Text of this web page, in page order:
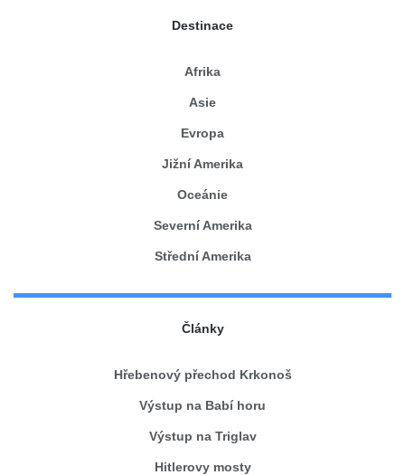
Destinace
Afrika
Asie
Evropa
Jižní Amerika
Oceánie
Severní Amerika
Střední Amerika
Články
Hřebenový přechod Krkonoš
Výstup na Babí horu
Výstup na Triglav
Hitlerovy mosty